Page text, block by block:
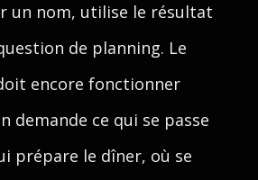
un nom, utilise le résultat
de planning. Le
encore fonctionner
demande ce qui se passe
prépare le dîner, où se